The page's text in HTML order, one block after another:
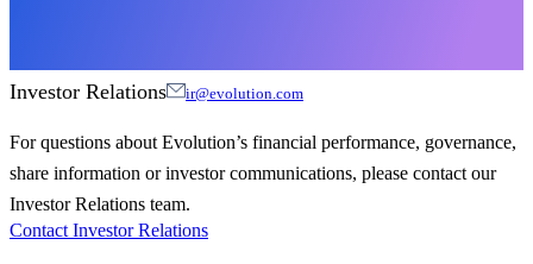
Investor Relations ir@evolution.com
For questions about Evolution’s financial performance, governance,
share information or investor communications, please contact our
Investor Relations team.
Contact Investor Relations